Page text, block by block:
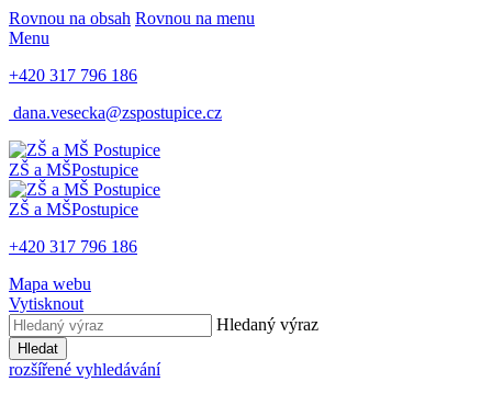
Rovnou na obsah Rovnou na menu
Menu
+420 317 796 186
dana.vesecka@zspostupice.cz
ZŠ a MŠPostupice
ZŠ a MŠPostupice
+420 317 796 186
Mapa webu
Vytisknout
Hledaný výraz
Hledat
rozšířené vyhledávání